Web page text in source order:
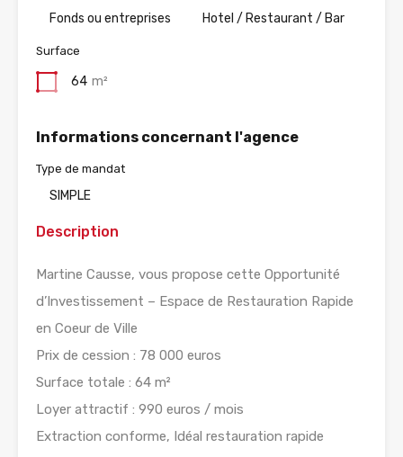
Fonds ou entreprises Hotel / Restaurant / Bar
Surface
64 m²
Informations concernant l'agence
Type de mandat
SIMPLE
Description
Martine Causse, vous propose cette Opportunité
d’Investissement – Espace de Restauration Rapide
en Coeur de Ville
Prix de cession : 78 000 euros
Surface totale : 64 m²
Loyer attractif : 990 euros / mois
Extraction conforme, Idéal restauration rapide